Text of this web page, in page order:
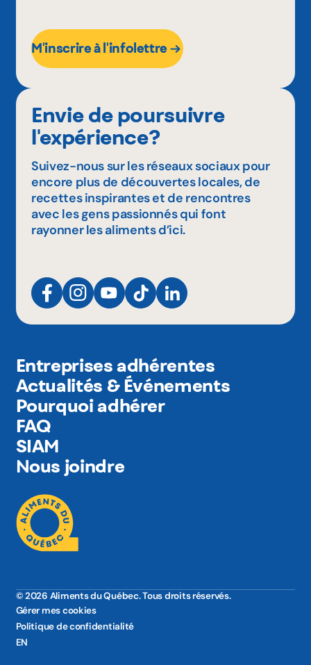
M'inscrire à l'infolettre
Envie de poursuivre
l'expérience?
Suivez-nous sur les réseaux sociaux pour
encore plus de découvertes locales, de
recettes inspirantes et de rencontres
avec les gens passionnés qui font
rayonner les aliments d’ici.
Entreprises adhérentes
Actualités & Événements
Pourquoi adhérer
FAQ
SIAM
Nous joindre
© 2026 Aliments du Québec. Tous droits réservés.
Gérer mes cookies
Politique de confidentialité
EN